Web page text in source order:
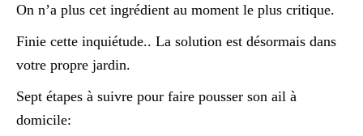
On n’a plus cet ingrédient au moment le plus critique.
Finie cette inquiétude.. La solution est désormais dans
votre propre jardin.
Sept étapes à suivre pour faire pousser son ail à
domicile: